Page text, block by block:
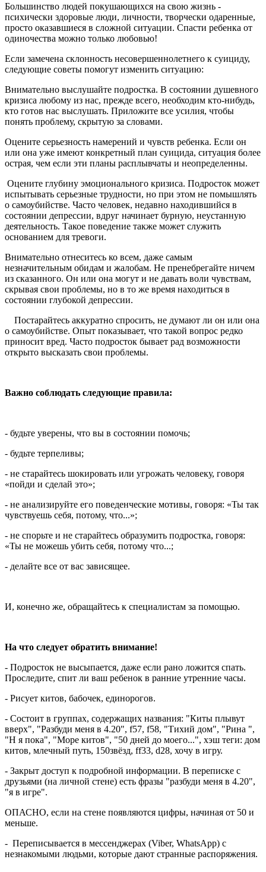
Большинство людей покушающихся на свою жизнь -
психически здоровые люди, личности, творчески одаренные,
просто оказавшиеся в сложной ситуации. Спасти ребенка от
одиночества можно только любовью!
Если замечена склонность несовершеннолетнего к суициду,
следующие советы помогут изменить ситуацию:
Внимательно выслушайте подростка. В состоянии душевного
кризиса любому из нас, прежде всего, необходим кто-нибудь,
кто готов нас выслушать. Приложите все усилия, чтобы
понять проблему, скрытую за словами.
Оцените серьезность намерений и чувств ребенка. Если он
или она уже имеют конкретный план суицида, ситуация более
острая, чем если эти планы расплывчаты и неопределенны.
Оцените глубину эмоционального кризиса. Подросток может
испытывать серьезные трудности, но при этом не помышлять
о самоубийстве. Часто человек, недавно находившийся в
состоянии депрессии, вдруг начинает бурную, неустанную
деятельность. Такое поведение также может служить
основанием для тревоги.
Внимательно отнеситесь ко всем, даже самым
незначительным обидам и жалобам. Не пренебрегайте ничем
из сказанного. Он или она могут и не давать воли чувствам,
скрывая свои проблемы, но в то же время находиться в
состоянии глубокой депрессии.
Постарайтесь аккуратно спросить, не думают ли он или она
о самоубийстве. Опыт показывает, что такой вопрос редко
приносит вред. Часто подросток бывает рад возможности
открыто высказать свои проблемы.
Важно соблюдать следующие правила:
- будьте уверены, что вы в состоянии помочь;
- будьте терпеливы;
- не старайтесь шокировать или угрожать человеку, говоря
«пойди и сделай это»;
- не анализируйте его поведенческие мотивы, говоря: «Ты так
чувствуешь себя, потому, что...»;
- не спорьте и не старайтесь образумить подростка, говоря:
«Ты не можешь убить себя, потому что...;
- делайте все от вас зависящее.
И, конечно же, обращайтесь к специалистам за помощью.
На что следует обратить внимание!
- Подросток не высыпается, даже если рано ложится спать.
Проследите, спит ли ваш ребенок в ранние утренние часы.
- Рисует китов, бабочек, единорогов.
- Состоит в группах, содержащих названия: "Киты плывут
вверх", "Разбуди меня в 4.20", f57, f58, "Тихий дом", "Рина ",
"Н я пока", "Море китов", "50 дней до моего...", хэш теги: дом
китов, млечный путь, 150звёзд, ff33, d28, хочу в игру.
- Закрыт доступ к подробной информации. В переписке с
друзьями (на личной стене) есть фразы "разбуди меня в 4.20",
"я в игре".
ОПАСНО, если на стене появляются цифры, начиная от 50 и
меньше.
- Переписывается в мессенджерах (Viber, WhatsApp) с
незнакомыми людьми, которые дают странные распоряжения.